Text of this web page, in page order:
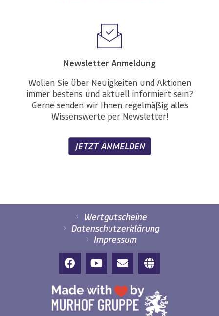
Newsletter Anmeldung
Wollen Sie über Neuigkeiten und Aktionen
immer bestens und aktuell informiert sein?
Gerne senden wir Ihnen regelmäßig alles
Wissenswerte per Newsletter!
JETZT ANMELDEN
Wertgutscheine
Datenschutzerklärung
Impressum